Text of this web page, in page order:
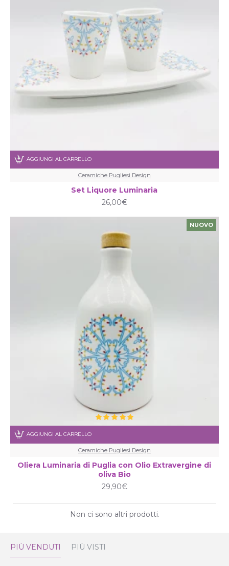
Ceramiche Pugliesi Design
Set Liquore Luminaria
26,00€
AGGIUNGI AL CARRELLO
NUOVO
Ceramiche Pugliesi Design
Oliera Luminaria di Puglia con Olio Extravergine di
oliva Bio
29,90€
AGGIUNGI AL CARRELLO
Non ci sono altri prodotti.
PIÙ VENDUTI PIÙ VISTI